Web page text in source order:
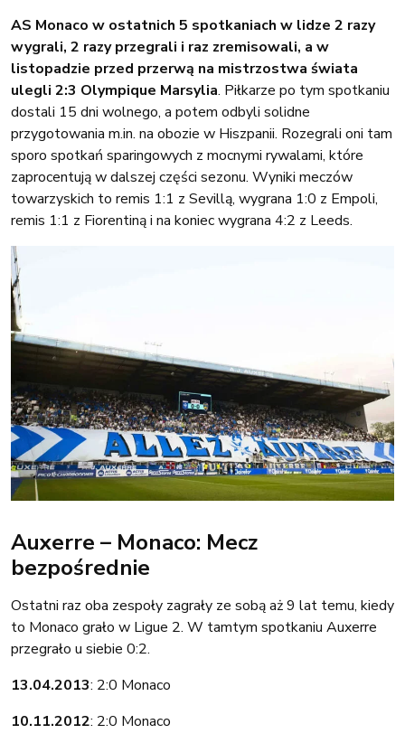
AS Monaco w ostatnich 5 spotkaniach w lidze 2 razy
wygrali, 2 razy przegrali i raz zremisowali, a w
listopadzie przed przerwą na mistrzostwa świata
ulegli 2:3 Olympique Marsylia. Piłkarze po tym spotkaniu
dostali 15 dni wolnego, a potem odbyli solidne
przygotowania m.in. na obozie w Hiszpanii. Rozegrali oni tam
sporo spotkań sparingowych z mocnymi rywalami, które
zaprocentują w dalszej części sezonu. Wyniki meczów
towarzyskich to remis 1:1 z Sevillą, wygrana 1:0 z Empoli,
remis 1:1 z Fiorentiną i na koniec wygrana 4:2 z Leeds.
Auxerre – Monaco: Mecz
bezpośrednie
Ostatni raz oba zespoły zagrały ze sobą aż 9 lat temu, kiedy
to Monaco grało w Ligue 2. W tamtym spotkaniu Auxerre
przegrało u siebie 0:2.
13.04.2013: 2:0 Monaco
10.11.2012: 2:0 Monaco